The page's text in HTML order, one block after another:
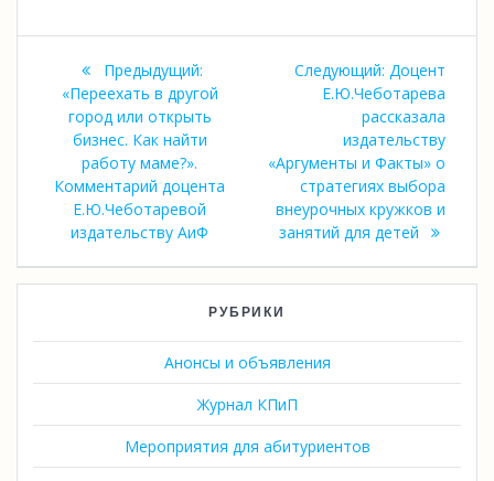
Навигация
записям
Предыдущий:
Предыдущая
запись:
«Переехать в другой
город или открыть
бизнес. Как найти
работу маме?».
Комментарий доцента
Е.Ю.Чеботаревой
издательству АиФ
Следующий: Следующая
запись:
Доцент
Е.Ю.Чеботарева
рассказала
издательству
«Аргументы и Факты» о
стратегиях выбора
внеурочных кружков и
занятий для детей
РУБРИКИ
Анонсы и объявления
Журнал КПиП
Мероприятия для абитуриентов